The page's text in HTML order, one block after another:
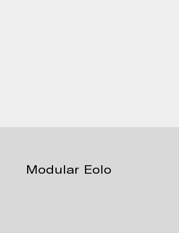
Modular Eolo